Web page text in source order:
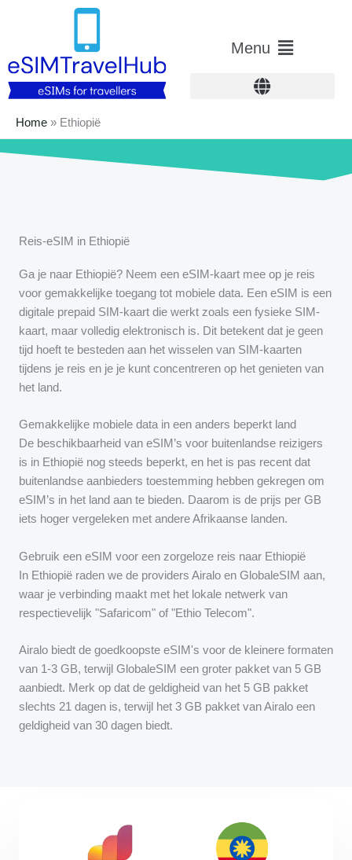
Hoofdmenu
Menu
Home » Ethiopië
Reis-eSIM in Ethiopië
Ga je naar Ethiopië? Neem een eSIM-kaart mee op je reis
voor gemakkelijke toegang tot mobiele data. Een eSIM is een
digitale prepaid SIM-kaart die werkt zoals een fysieke SIM-
kaart, maar volledig elektronisch is. Dit betekent dat je geen
tijd hoeft te besteden aan het wisselen van SIM-kaarten
tijdens je reis en je je kunt concentreren op het genieten van
het land.
Gemakkelijke mobiele data in een anders beperkt land
De beschikbaarheid van eSIM’s voor buitenlandse reizigers
is in Ethiopië nog steeds beperkt, en het is pas recent dat
buitenlandse aanbieders toestemming hebben gekregen om
eSIM’s in het land aan te bieden. Daarom is de prijs per GB
iets hoger vergeleken met andere Afrikaanse landen.
Gebruik een eSIM voor een zorgeloze reis naar Ethiopië
In Ethiopië raden we de providers Airalo en GlobaleSIM aan,
waar je verbinding maakt met het lokale netwerk van
respectievelijk "Safaricom" of "Ethio Telecom".
Airalo biedt de goedkoopste eSIM's voor de kleinere formaten
van 1-3 GB, terwijl GlobaleSIM een groter pakket van 5 GB
aanbiedt. Merk op dat de geldigheid van het 5 GB pakket
slechts 21 dagen is, terwijl het 3 GB pakket van Airalo een
geldigheid van 30 dagen biedt.